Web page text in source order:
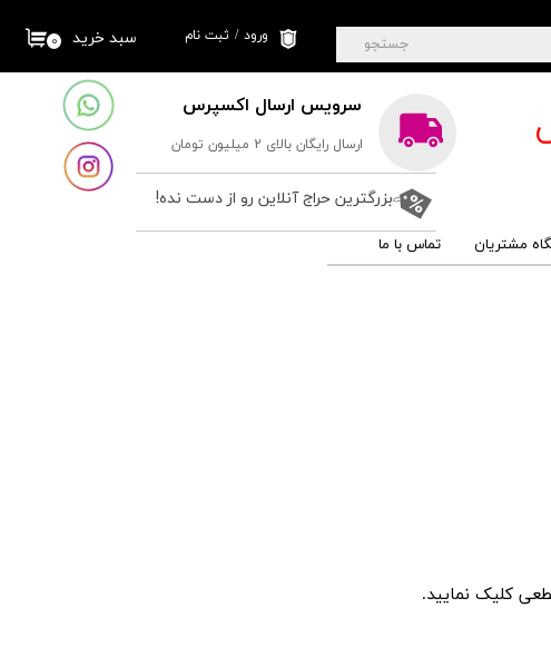
سرویس ارسال اکسپرس
ارسال رایگان بالای 2 میلیون تومان
جستجو ۰ سبد خرید ورود / ثبت نام
تغییر گذر واژه
سفارشات
خروج از حساب
کاربری
بزرگترین حراج آنلاین رو از دست نده!
مشتریان تماس با ما
کلیک نمایید.